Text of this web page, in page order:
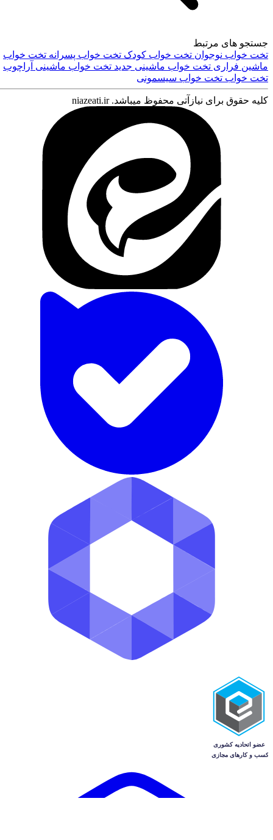
جستجو های مرتبط
تخت خواب نوجوانتخت خواب کودکتخت خواب پسرانهتخت خواب
ماشین فراریتخت خواب ماشینی جدیدتخت خواب ماشینی آراچوب
تخت خوابتخت خواب سیسمونی
کلیه حقوق برای نیازآتی محفوظ میباشد. niazeati.ir